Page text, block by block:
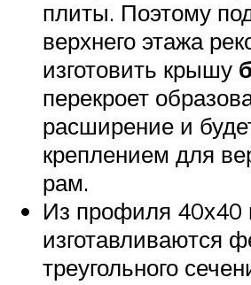
плиты. Поэтому
верхнего этажа
изготовить крышу
перекроет
расширение и
креплением для
рам.
Из профиля 40х40
изготавливаются
треугольного